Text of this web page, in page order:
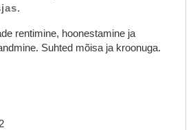
rentimine, hoonestamine ja
Suhted mõisa ja kroonuga.